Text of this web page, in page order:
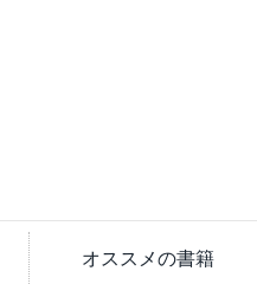
オススメの書籍